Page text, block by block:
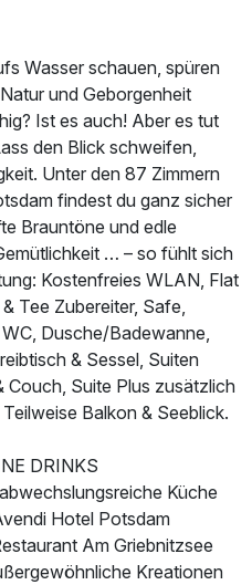
p.P. ab 239,00 €
Wasser schauen, spüren
und Geborgenheit
Ist es auch! Aber es tut
den Blick schweifen,
Unter den 87 Zimmern
findest du ganz sicher
Brauntöne und edle
… – so fühlt sich
Kostenfreies WLAN, Flat
Tee Zubereiter, Safe,
Dusche/Badewanne,
& Sessel, Suiten
Couch, Suite Plus zusätzlich
Balkon & Seeblick.
DRINKS
Küche
Hotel Potsdam
Am Griebnitzsee
Kreationen